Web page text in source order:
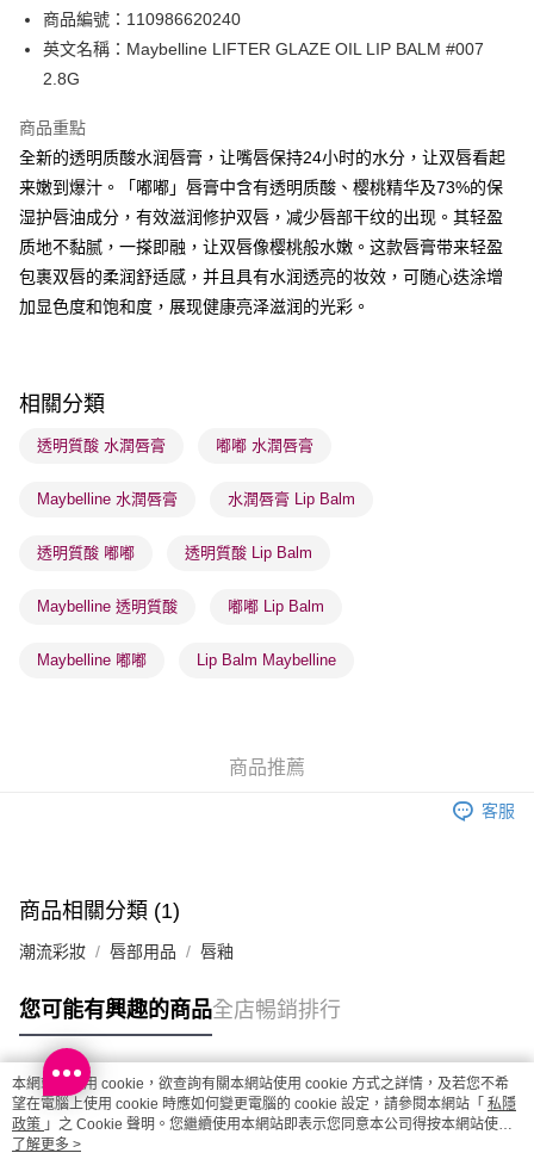
PayMe
WeChat Pay
送貨方式
順豐自助櫃 - 確認發貨後1-3個工作天送達
每筆HK$65.00，滿HK$300.00或以上免運費
順豐站及營業點 - 確認發貨後1-3個工作天送達
每筆HK$65.00，滿HK$300.00或以上免運費
每筆HK$65.00，滿HK$300.00或以上免運費
(香港門市) 只顯示可選門市。確認發貨後2-5個工作天到店，3天內
取。逾期會取消訂單，並不會安排重寄
(澳門門市) 只顯示可選門市。確認發貨後2-5個工作天到店，3天內
澳門地區配送 - 確認發貨後1-4個工作天送達
商品編號：110986620240
英文名稱：Maybelline LIFTER GLAZE OIL LIP BALM #007
2.8G
商品重點
全新的透明质酸水润唇膏，让嘴唇保持24小时的水分，让双唇看起
来嫩到爆汁。「嘟嘟」唇膏中含有透明质酸、樱桃精华及73%的保
湿护唇油成分，有效滋润修护双唇，减少唇部干纹的出现。其轻盈
质地不黏腻，一搽即融，让双唇像樱桃般水嫩。这款唇膏带来轻盈
包裹双唇的柔润舒适感，并且具有水润透亮的妆效，可随心迭涂增
加显色度和饱和度，展现健康亮泽滋润的光彩。
相關分類
透明質酸 水潤唇膏 嘟嘟 水潤唇膏
Maybelline 水潤唇膏 水潤唇膏 Lip Balm
透明質酸 嘟嘟 透明質酸 Lip Balm
Maybelline 透明質酸 嘟嘟 Lip Balm
Maybelline 嘟嘟 Lip Balm Maybelline
商品推薦
客服
商品相關分類 (1)
潮流彩妝 唇部用品 唇釉
您可能有興趣的商品全店暢銷排行
熱門標籤
本網站中使用 cookie，欲查詢有關本網站使用 cookie 方式之詳情，及若您不希
望在電腦上使用 cookie 時應如何變更電腦的 cookie 設定，請參閱本網站「 私隱
政策 」之 Cookie 聲明。您繼續使用本網站即表示您同意本公司得按本網站使用
條款之 Cookie 聲明使用 cookie。
了解更多 >